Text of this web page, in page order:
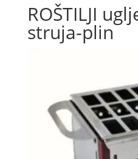
ROŠTILJI
struja-plin